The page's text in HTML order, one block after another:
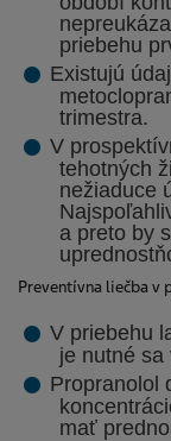
priebehu
Existujú
trimestra.
V
tehotných
nežiaduce
a preto by
Preventívna liečba v
V priebehu
je nutné
Propranolol
mať